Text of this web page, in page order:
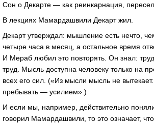
Сон о Декарте — как реинкарнация,
В лекциях Мамардашвили Декарт жил.
Декарт утверждал: мышление есть нечто,
четыре часа в месяц, а остальное время
И Мераб любил это повторять. Он знал:
труд. Мысль доступна человеку только на
всех его сил. («Из мысли мысль не
пребывать — усилием».)
И если мы, например, действительно
говорил Мамардашвили, то это означает,